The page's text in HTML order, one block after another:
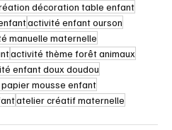
décoration table enfant
activité enfant ourson
manuelle maternelle
activité thème forêt animaux
enfant doux doudou
mousse enfant
atelier créatif maternelle